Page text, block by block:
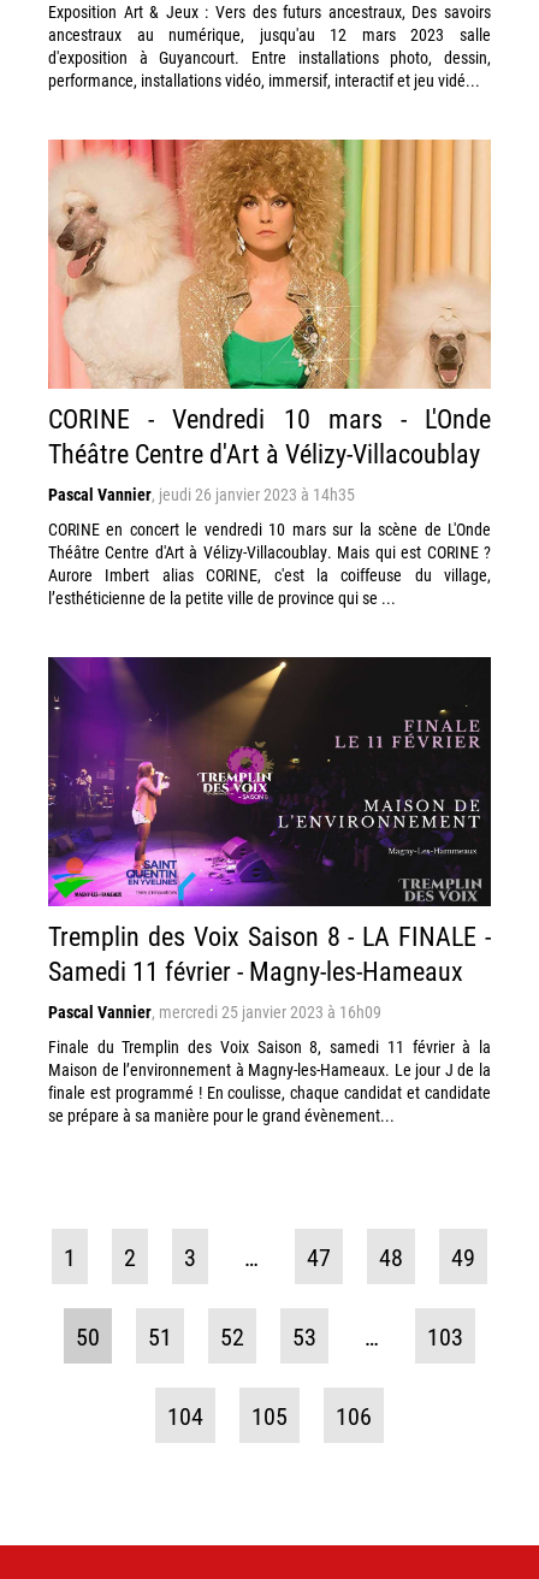
Exposition Art & Jeux : Vers des futurs ancestraux, Des savoirs
ancestraux au numérique, jusqu'au 12 mars 2023 salle
d'exposition à Guyancourt. Entre installations photo, dessin,
performance, installations vidéo, immersif, interactif et jeu vidé...
CORINE - Vendredi 10 mars - L'Onde
Théâtre Centre d'Art à Vélizy-Villacoublay
Pascal Vannier, jeudi 26 janvier 2023 à 14h35
CORINE en concert le vendredi 10 mars sur la scène de L'Onde
Théâtre Centre d'Art à Vélizy-Villacoublay. Mais qui est CORINE ?
Aurore Imbert alias CORINE, c'est la coiffeuse du village,
l’esthéticienne de la petite ville de province qui se ...
Tremplin des Voix Saison 8 - LA FINALE -
Samedi 11 février - Magny-les-Hameaux
Pascal Vannier, mercredi 25 janvier 2023 à 16h09
Finale du Tremplin des Voix Saison 8, samedi 11 février à la
Maison de l’environnement à Magny-les-Hameaux. Le jour J de la
finale est programmé ! En coulisse, chaque candidat et candidate
se prépare à sa manière pour le grand évènement...
1 2 3 … 47 48 49
50 51 52 53 … 103
104 105 106